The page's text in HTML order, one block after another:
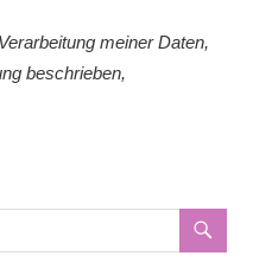
meiner Daten,
beschrieben,